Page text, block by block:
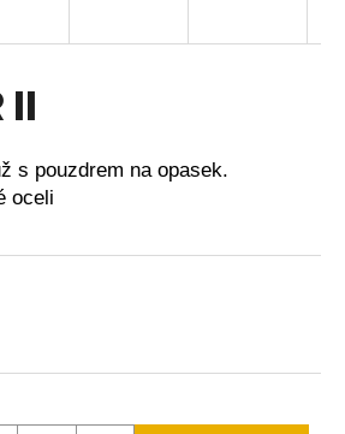
II
s pouzdrem na opasek.
oceli